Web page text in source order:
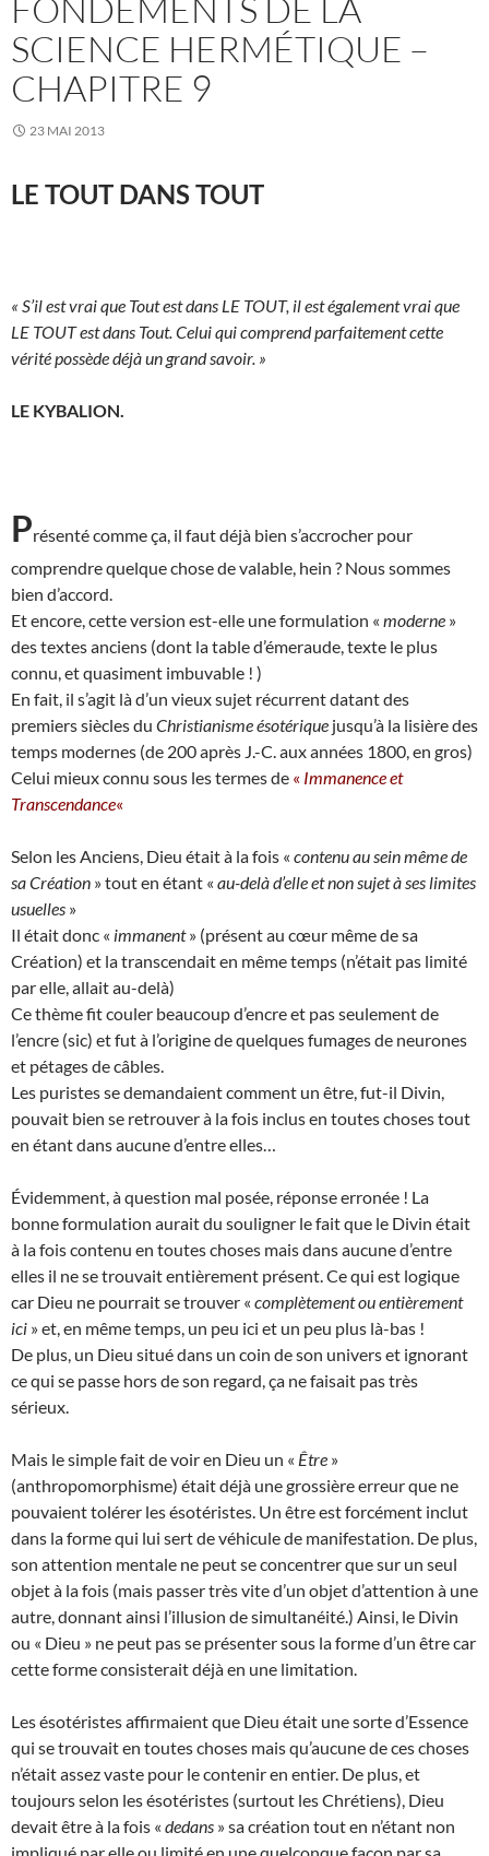
SCIENCE HERMÉTIQUE –
CHAPITRE 9
23 MAI 2013
LE TOUT DANS TOUT
« S’il est vrai que Tout est dans LE TOUT, il est également vrai que
LE TOUT est dans Tout. Celui qui comprend parfaitement cette
vérité possède déjà un grand savoir. »
LE KYBALION.
Présenté comme ça, il faut déjà bien s’accrocher pour
comprendre quelque chose de valable, hein ? Nous sommes
bien d’accord.
Et encore, cette version est-elle une formulation « moderne »
des textes anciens (dont la table d’émeraude, texte le plus
connu, et quasiment imbuvable ! )
En fait, il s’agit là d’un vieux sujet récurrent datant des
premiers siècles du Christianisme ésotérique jusqu’à la lisière des
temps modernes (de 200 après J.-C. aux années 1800, en gros)
Celui mieux connu sous les termes de « Immanence et
Transcendance«
Selon les Anciens, Dieu était à la fois « contenu au sein même de
sa Création » tout en étant « au-delà d’elle et non sujet à ses limites
usuelles »
Il était donc « immanent» (présent au cœur même de sa
Création) et la transcendait en même temps (n’était pas limité
par elle, allait au-delà)
Ce thème fit couler beaucoup d’encre et pas seulement de
l’encre (sic) et fut à l’origine de quelques fumages de neurones
et pétages de câbles.
Les puristes se demandaient comment un être, fut-il Divin,
pouvait bien se retrouver à la fois inclus en toutes choses tout
en étant dans aucune d’entre elles…
Évidemment, à question mal posée, réponse erronée ! La
bonne formulation aurait du souligner le fait que le Divin était
à la fois contenu en toutes choses mais dans aucune d’entre
elles il ne se trouvait entièrement présent. Ce qui est logique
car Dieu ne pourrait se trouver « complètement ou entièrement
ici » et, en même temps, un peu ici et un peu plus là-bas !
De plus, un Dieu situé dans un coin de son univers et ignorant
ce qui se passe hors de son regard, ça ne faisait pas très
sérieux.
Mais le simple fait de voir en Dieu un « Être »
(anthropomorphisme) était déjà une grossière erreur que ne
pouvaient tolérer les ésotéristes. Un être est forcément inclut
dans la forme qui lui sert de véhicule de manifestation. De plus,
son attention mentale ne peut se concentrer que sur un seul
objet à la fois (mais passer très vite d’un objet d’attention à une
autre, donnant ainsi l’illusion de simultanéité.) Ainsi, le Divin
ou « Dieu » ne peut pas se présenter sous la forme d’un être car
cette forme consisterait déjà en une limitation.
Les ésotéristes affirmaient que Dieu était une sorte d’Essence
qui se trouvait en toutes choses mais qu’aucune de ces choses
n’était assez vaste pour le contenir en entier. De plus, et
toujours selon les ésotéristes (surtout les Chrétiens), Dieu
devait être à la fois « dedans » sa création tout en n’étant non
impliqué par elle ou limité en une quelconque façon par sa